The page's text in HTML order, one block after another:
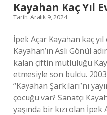
Kayahan Kaç Yıl
Tarih: Aralık 9, 2024
İpek Açar Kayahan kaç yıl
Kayahan’ın Aslı Gönül
kalan çiftin mutluluğu
etmesiyle son buldu.
“Kayahan Şarkıları”nı
çocuğu var? Sanatçı
yaşında bir kızı olan